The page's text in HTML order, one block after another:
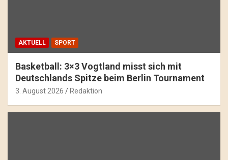
AKTUELL SPORT
Basketball: 3×3 Vogtland misst sich mit
Deutschlands Spitze beim Berlin Tournament
3. August 2026 Redaktion